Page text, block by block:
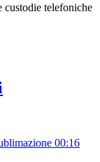
custodie telefoniche
00:16